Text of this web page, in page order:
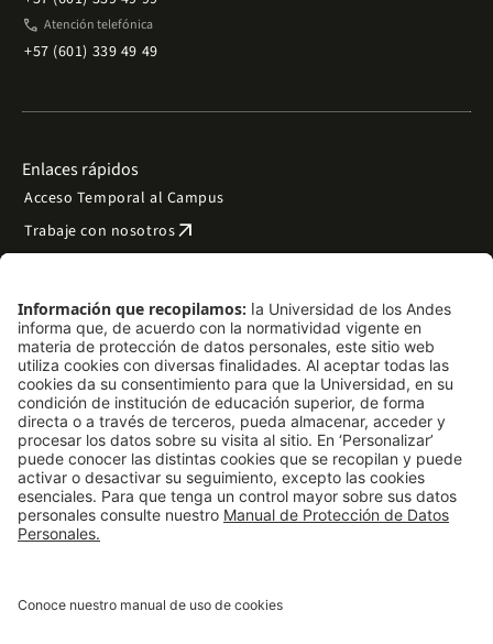
phone Atención telefónica
+57 (601) 339 49 49
Enlaces rápidos
Acceso Temporal al Campus
Trabaje con nosotrosarrow_outward
Preguntas frecuentes
Filantropía y donacionesarrow_outward
Mapa del sitio arrow_outward
Síguenos
LinkedIn
Instagram
Facebook
TikTok